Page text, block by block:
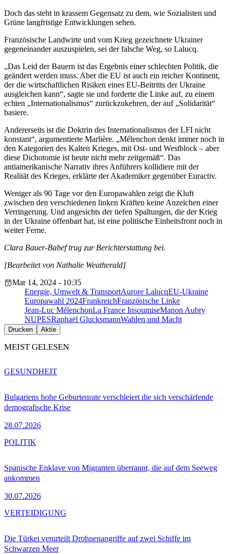
Doch das steht in krassem Gegensatz zu dem, wie Sozialisten und
Grüne langfristige Entwicklungen sehen.
Französische Landwirte und vom Krieg gezeichnete Ukrainer
gegeneinander auszuspielen, sei der falsche Weg, so Lalucq.
„Das Leid der Bauern ist das Ergebnis einer schlechten Politik, die
geändert werden muss. Aber die EU ist auch ein reicher Kontinent,
der die wirtschaftlichen Risiken eines EU-Beitritts der Ukraine
ausgleichen kann“, sagte sie und forderte die Linke auf, zu einem
echten „Internationalismus“ zurückzukehren, der auf „Solidarität“
basiere.
Andererseits ist die Doktrin des Internationalismus der LFI nicht
konstant“, argumentierte Marlière. „Mélenchon denkt immer noch in
den Kategorien des Kalten Krieges, mit Ost- und Westblock – aber
diese Dichotomie ist heute nicht mehr zeitgemäß“. Das
antiamerikanische Narrativ ihres Anführers kollidiere mit der
Realität des Krieges, erklärte der Akademiker gegenüber Euractiv.
Weniger als 90 Tage vor den Europawahlen zeigt die Kluft
zwischen den verschiedenen linken Kräften keine Anzeichen einer
Verringerung. Und angesichts der tiefen Spaltungen, die der Krieg
in der Ukraine offenbart hat, ist eine politische Einheitsfront noch in
weiter Ferne.
Clara Bauer-Babef trug zur Berichterstattung bei.
[Bearbeitet von Nathalie Weatherald]
Mar 14, 2024 - 10:35
Energie, Umwelt & TransportAurore LalucqEU-Ukraine
Europawahl 2024FrankreichFranzösische Linke
Jean-Luc MélenchonLa France InsoumiseManon Aubry
NUPESRaphaël GlucksmannWahlen und Macht
Drucken Aktie
MEIST GELESEN
Bulgariens hohe Geburtenrate verschleiert die sich verschärfende
demografische Krise
28.07.2026
GESUNDHEIT
Spanische Enklave von Migranten überrannt, die auf dem Seeweg
ankommen
30.07.2026
POLITIK
Die Türkei verurteilt Drohnenangriffe auf zwei Schiffe im
Schwarzen Meer
VERTEIDIGUNG